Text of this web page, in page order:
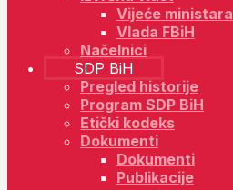
Vijeće ministara
Vlada FBiH
Načelnici
SDP BiH
Pregled historije
Program SDP BiH
Etički kodeks
Dokumenti
Dokumenti
Publikacije